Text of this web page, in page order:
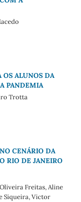
OS ALUNOS DA
PANDEMIA
Trotta
CENÁRIO DA
RIO DE JANEIRO
Freitas, Aline
Siqueira, Victor